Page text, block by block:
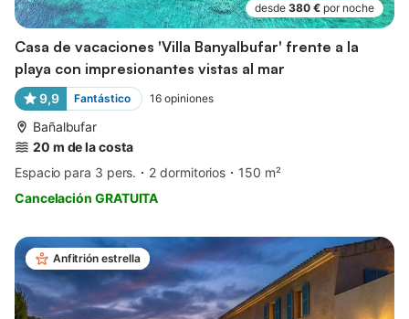
desde 380 € por noche
Casa de vacaciones 'Villa Banyalbufar' frente a la
playa con impresionantes vistas al mar
9,9 Fantástico 16 opiniones
Bañalbufar
20 m de la costa
Espacio para 3 pers.
2 dormitorios
150 m²
Cancelación GRATUITA
Anfitrión estrella